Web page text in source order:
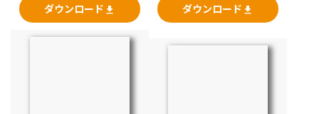
ダウンロード file_download ダウンロード file_download